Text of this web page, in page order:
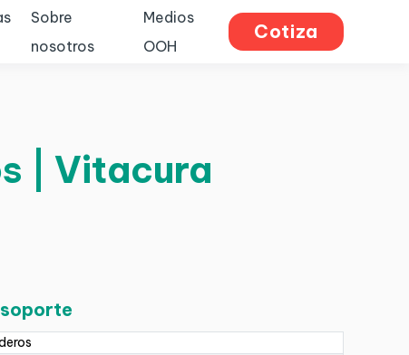
Sobre
nosotros
Medios
OOH
Cotiza
| Vitacura